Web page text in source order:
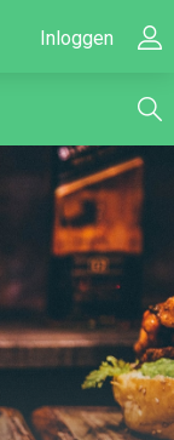
Inloggen